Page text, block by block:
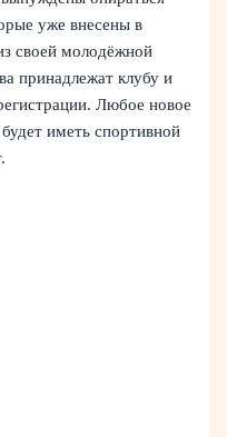
уже внесены в
своей молодёжной
принадлежат клубу и
Любое новое
иметь спортивной